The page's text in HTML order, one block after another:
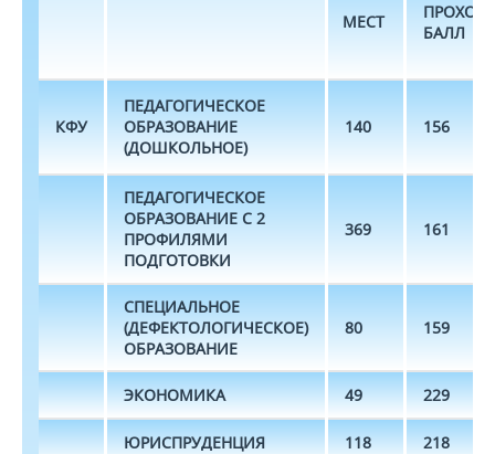
МЕСТ
БАЛЛ
КФУ
ПЕДАГОГИЧЕСКОЕ
ОБРАЗОВАНИЕ
(ДОШКОЛЬНОЕ)
140 156
ПЕДАГОГИЧЕСКОЕ
ОБРАЗОВАНИЕ С 2
ПРОФИЛЯМИ
ПОДГОТОВКИ
369 161
СПЕЦИАЛЬНОЕ
(ДЕФЕКТОЛОГИЧЕСКОЕ)
ОБРАЗОВАНИЕ
80 159
ЭКОНОМИКА 49 229
ЮРИСПРУДЕНЦИЯ 118 218